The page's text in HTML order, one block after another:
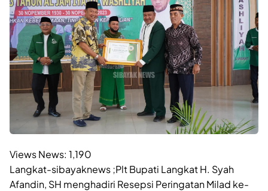
Views News: 1,190
Langkat-sibayaknews ;Plt Bupati Langkat H. Syah
Afandin, SH menghadiri Resepsi Peringatan Milad ke-